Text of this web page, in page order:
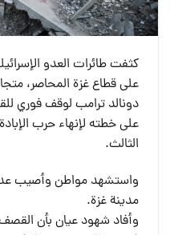
كثفت طائرات العدو
على قطاع غزة المحاصر،
دونالد ترامب لوقف فوري
على خطته لإنهاء حرب
الثالث.
واستشهد مواطن وأصيب
مدينة غزة.
وأفاد شهود عيان بأن